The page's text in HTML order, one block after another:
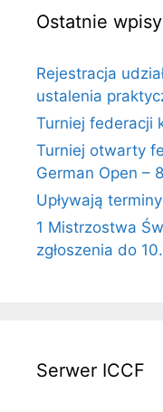
Ostatnie wpisy
Rejestracja
ustalenia
Turniej federacji
Turniej otwarty
German Open –
Upływają
1 Mistrzostwa
zgłoszenia do
Serwer ICCF